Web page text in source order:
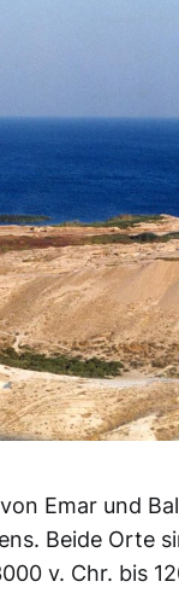
Emar und
Beide Orte
v. Chr. bis